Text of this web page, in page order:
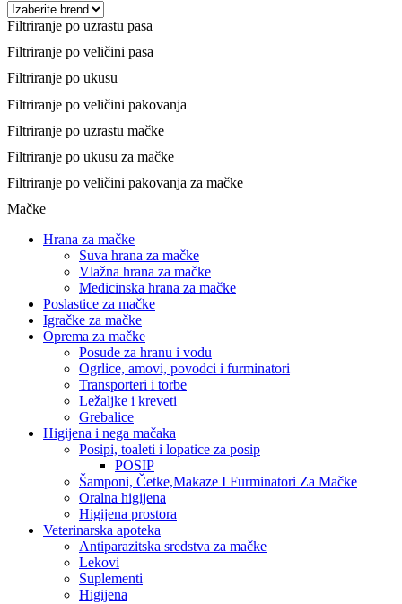
Filtriranje po uzrastu pasa
Filtriranje po veličini pasa
Filtriranje po ukusu
Filtriranje po veličini pakovanja
Filtriranje po uzrastu mačke
Filtriranje po ukusu za mačke
Filtriranje po veličini pakovanja za mačke
Mačke
Hrana za mačke
Suva hrana za mačke
Vlažna hrana za mačke
Medicinska hrana za mačke
Poslastice za mačke
Igračke za mačke
Oprema za mačke
Posude za hranu i vodu
Ogrlice, amovi, povodci i furminatori
Transporteri i torbe
Ležaljke i kreveti
Grebalice
Higijena i nega mačaka
Posipi, toaleti i lopatice za posip
POSIP
Šamponi, Četke,Makaze I Furminatori Za Mačke
Oralna higijena
Higijena prostora
Veterinarska apoteka
Antiparazitska sredstva za mačke
Lekovi
Suplementi
Higijena